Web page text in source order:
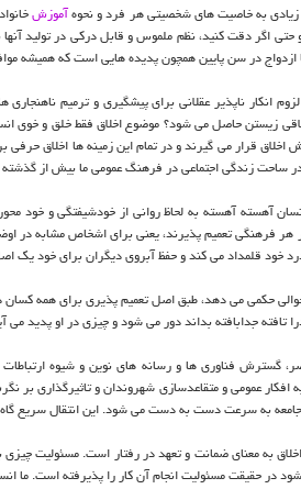
زیادی به خاصیت های شخصیتی هر فرد و نحوهآموزش
اگر دقت کنید، نظم ملموس و قابل درکی در تولید
در سن پایین همچون پدیده هایی است که همیشه
انکار ناپذیر عقلانی برای پیشگیری و ترمیم
زیستن حاصل می شود؟ موضوع اخلاق فقط خلق و خوی
قرار می گیرند و در تمام این زمینه ها اخلاق حرفی
ساحت زندگی اجتماعی در فرهنگ عمومی ما بیش از
آهسته آهسته به لحاظ روانی از خودشیفتگی و خود
هر فرهنگی تعمیم پذیرند، یعنی برای اشخاص مشابه
خود قلمداد می کند و حفظ آبروی دیگران برای خود یک
حکمی می دهد، طبق اصل تعمیم پذیری برای همه
تافته جدابافته بداند دور می شود و چیزی در او
گسترش فناوری ها و رسانه های نوین و شیوه
افکار عمومی و متقاعدسازی شهروندان و تاثیرگذاری
به سرعت دست به دست می شود. این انتقال سریع گاه
به معنای ضمانت و تعهد در رفتار است. مسئولیت
در حقیقت مسئولیت انجام آن کار را پذیرفته است.